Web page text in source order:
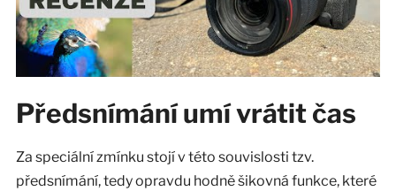
Předsnímání umí vrátit čas
Za speciální zmínku stojí v této souvislosti tzv.
předsnímání, tedy opravdu hodně šikovná funkce, které